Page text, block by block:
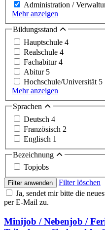
Administration /
Mehr anzeigen
Bildungsstand
Hauptschule 4
Realschule 4
Fachabitur4
Abitur 5
Hochschule/Universität 5
Mehr anzeigen
Sprachen
Deutsch 4
Französisch 2
Englisch 1
Bezeichnung
Topjobs
Filter anwenden
Filter löschen
Ja, sendet mir bitte die
per E-Mail zu.
Minijob / Nebenjob /